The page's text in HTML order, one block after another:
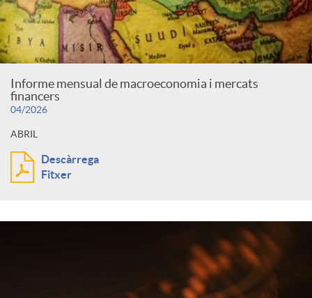
Informe mensual de macroeconomia i mercats
financers
04/2026
ABRIL
Descàrrega
Fitxer